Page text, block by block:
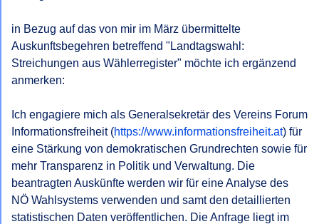
Bescheides gem § 6 NÖ AuskunftsG.
Mit freundlichen Grüßen,
in Bezug auf das von mir im März übermittelte
Auskunftsbegehren betreffend "Landtagswahl:
Streichungen aus Wählerregister" möchte ich ergänzend
anmerken:
Ich engagiere mich als Generalsekretär des Vereins Forum
Informationsfreiheit (https://www.informationsfreiheit.at) für
eine Stärkung von demokratischen Grundrechten sowie für
mehr Transparenz in Politik und Verwaltung. Die
beantragten Auskünfte werden wir für eine Analyse des
NÖ Wahlsystems verwenden und samt den detaillierten
statistischen Daten veröffentlichen. Die Anfrage liegt im